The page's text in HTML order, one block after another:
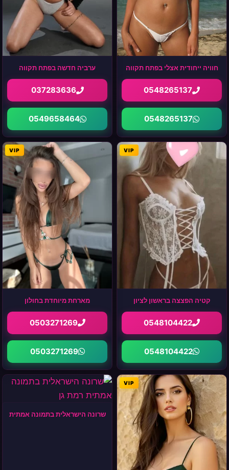
חוויה ייחודית אצלי בפתח תקווה
0548265137
0548265137
ערביה חדשה בפתח תקווה
037283636
0549658464
VIP
קטיה הפצצה בראשון לציון
0548104422
0548104422
VIP
מארחת מיוחדת בחולון
0503271269
0503271269
VIP
שרונה הישראלית בתמונה אמתית